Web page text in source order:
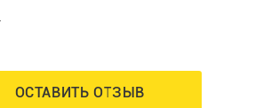
ОСТАВИТЬ ОТЗЫВ